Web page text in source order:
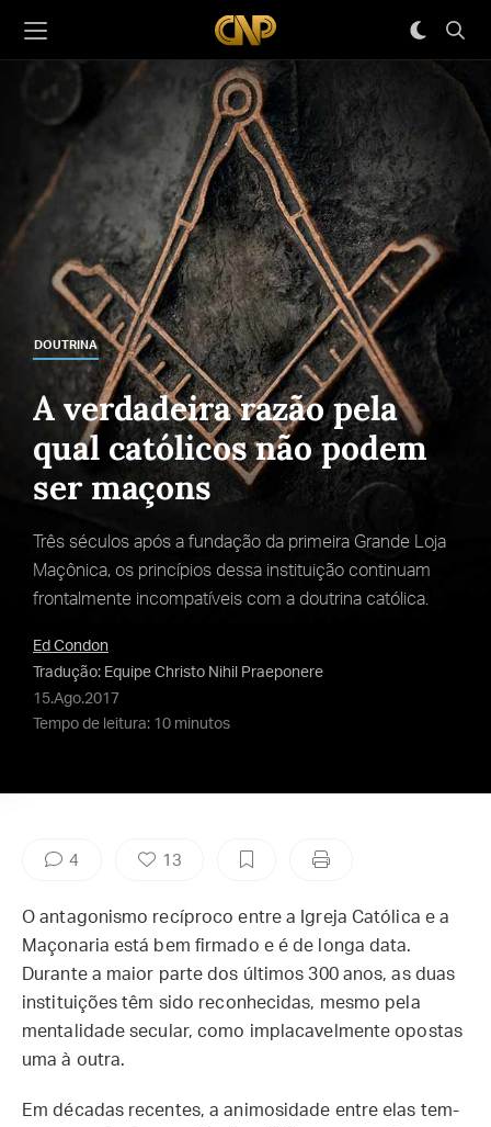
DOUTRINA
A verdadeira razão pela
qual católicos não podem
ser maçons
Três séculos após a fundação da primeira Grande Loja
Maçônica, os princípios dessa instituição continuam
frontalmente incompatíveis com a doutrina católica.
Ed Condon
Tradução: Equipe Christo Nihil Praeponere
15.Ago.2017
Tempo de leitura: 10 minutos
4 13
O antagonismo recíproco entre a Igreja Católica e a
Maçonaria está bem firmado e é de longa data.
Durante a maior parte dos últimos 300 anos, as duas
instituições têm sido reconhecidas, mesmo pela
mentalidade secular, como implacavelmente opostas
uma à outra.
Em décadas recentes, a animosidade entre elas tem-